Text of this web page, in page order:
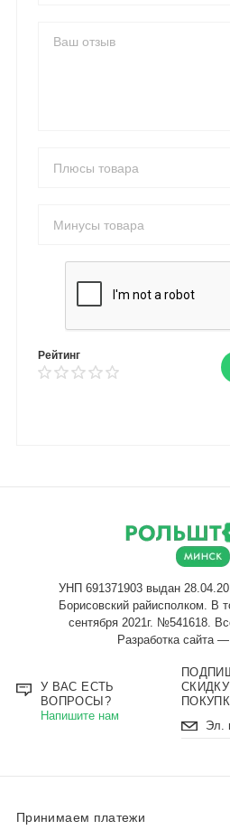
Рейтинг
Разработка сайта —